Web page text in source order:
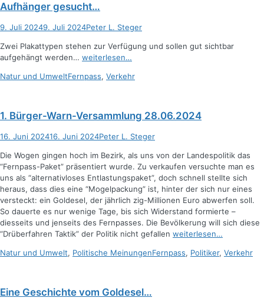
Aufhänger gesucht…
Posted
9. Juli 20249. Juli 2024Autor
Peter L. Steger
Zwei Plakattypen stehen zur Verfügung und sollen gut sichtbar
aufgehängt werden… weiterlesen…
Kategorien
Natur und UmweltSchlagworte
Fernpass, Verkehr
1. Bürger-Warn-Versammlung 28.06.2024
Posted
16. Juni 202416. Juni 2024Autor
Peter L. Steger
Die Wogen gingen hoch im Bezirk, als uns von der Landespolitik das
“Fernpass-Paket” präsentiert wurde. Zu verkaufen versuchte man es
uns als “alternativloses Entlastungspaket”, doch schnell stellte sich
heraus, dass dies eine “Mogelpackung” ist, hinter der sich nur eines
versteckt: ein Goldesel, der jährlich zig-Millionen Euro abwerfen soll.
So dauerte es nur wenige Tage, bis sich Widerstand formierte –
diesseits und jenseits des Fernpasses. Die Bevölkerung will sich diese
“Drüberfahren Taktik” der Politik nicht gefallen weiterlesen…
Kategorien
Natur und Umwelt, Politische MeinungenSchlagworte
Fernpass, Politiker, Verkehr
Eine Geschichte vom Goldesel…